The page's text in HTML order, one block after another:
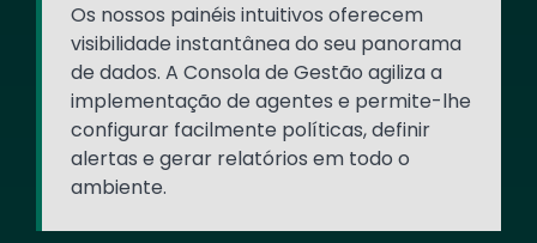
Os nossos painéis intuitivos oferecem
visibilidade instantânea do seu panorama
de dados. A Consola de Gestão agiliza a
implementação de agentes e permite-lhe
configurar facilmente políticas, definir
alertas e gerar relatórios em todo o
ambiente.